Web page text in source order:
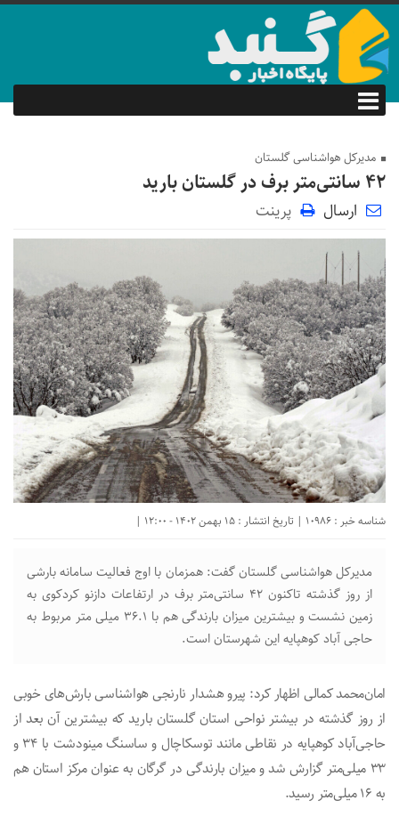
مدیرکل هواشناسی گلستان
۴۲ سانتی‌متر برف در گلستان بارید
ارسال پرینت
شناسه خبر : 10986 | تاریخ انتشار : 15 بهمن 1402 - 12:00 |
مدیرکل هواشناسی گلستان گفت: همزمان با اوج فعالیت سامانه بارشی
از روز گذشته تاکنون ۴۲ سانتی‌متر برف در ارتفاعات دازنو کردکوی به
زمین نشست و بیشترین میزان بارندگی هم با ۳۶.۱ میلی متر مربوط به
حاجی آباد کوهپایه این شهرستان است.
امان‌محمد کمالی اظهار کرد: پیرو هشدار نارنجی هواشناسی بارش‌های خوبی
از روز گذشته در بیشتر نواحی استان گلستان بارید که بیشترین آن بعد از
حاجی‌آباد کوهپایه در نقاطی مانند توسکاچال و ساسنگ مینودشت با ۳۴ و
۳۳ میلی‌متر گزارش شد و میزان بارندگی در گرگان به عنوان مرکز استان هم
به ۱۶ میلی‌متر رسید.